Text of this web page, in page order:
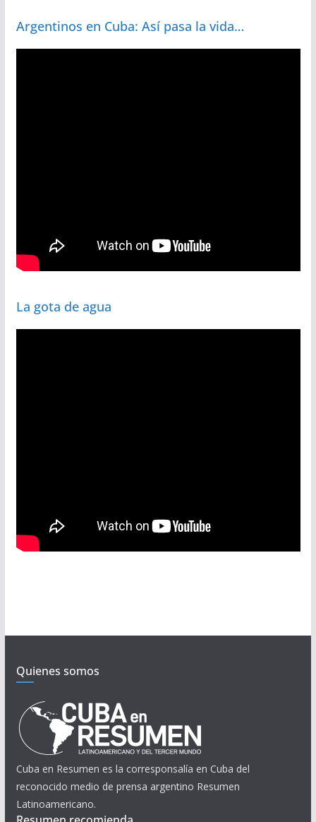
Argentinos en Cuba: Así pasa la vida…
La gota de agua
Quienes somos
Cuba en Resumen es la corresponsalía en Cuba del
reconocido medio de prensa argentino Resumen
Latinoamericano.